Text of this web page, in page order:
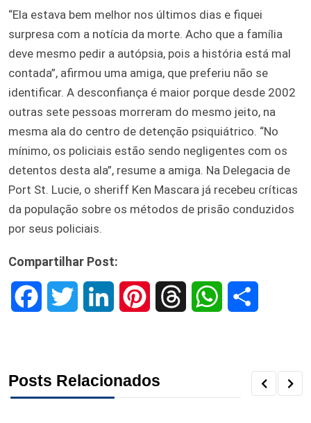
“Ela estava bem melhor nos últimos dias e fiquei
surpresa com a notícia da morte. Acho que a família
deve mesmo pedir a autópsia, pois a história está mal
contada”, afirmou uma amiga, que preferiu não se
identificar. A desconfiança é maior porque desde 2002
outras sete pessoas morreram do mesmo jeito, na
mesma ala do centro de detenção psiquiátrico. “No
mínimo, os policiais estão sendo negligentes com os
detentos desta ala”, resume a amiga. Na Delegacia de
Port St. Lucie, o sheriff Ken Mascara já recebeu críticas
da população sobre os métodos de prisão conduzidos
por seus policiais.
Compartilhar Post:
e t k t
Posts Relacionados